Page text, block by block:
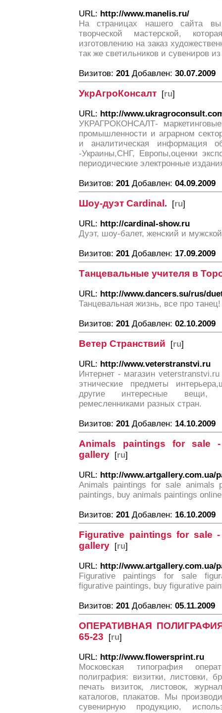
URL: http://www.manelis.ru/
На страницах нашего сайта
творческой мастерской,
изготовлению на заказ
так же светильников и сувениров
Визитов: 201 Добавлен: 30.07.2009
УкрАгроКонсалт [ru]
URL: http://
УКРАГРОКОНСАЛТ-
промышленности и аграрном
и аналитическая информация
-Украины,СНГ, Европы,оценки
периодические электронные
Визитов: 201 Добавлен: 04.09.2009
Шоу-дуэт Cardinal. [ru]
URL: http://cardinal-show.ru
Дуэт, шоу-балет, женский и
Визитов: 201 Добавлен: 17.09.2009
Танцевальные учителя в
URL: http://www.dancers.su/rus/
Танцевальная жизнь, все про
Визитов: 201 Добавлен: 02.10.2009
Ветер Странствий [ru]
URL: http://www.veterstranstvi.ru
Интернет - магазин
этнические предметы
другие интересные вещи,
ремесленниками разных стран.
Визитов: 201 Добавлен: 14.10.2009
Animals paintings for sale
gallery [ru]
URL: http://www.artgallery.com.ua/
Animals paintings for sale animals
paintings, buy animals paintings
Визитов: 201 Добавлен: 16.10.2009
Figurative paintings for sale
gallery [ru]
URL: http://www.artgallery.com.ua/
Figurative paintings for sale
figurative paintings, buy figurative
Визитов: 201 Добавлен: 05.11.2009
ОПЕРАТИВНАЯ
65-23 [ru]
URL: http://www.flowersprint.ru
Московская типография
полиграфия: визитки, листовки,
печать визиток, листовок,
каталогов, плакатов. Мы
сувенирную продукцию,